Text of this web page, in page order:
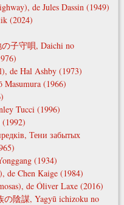
de Jules Dassin (1949)
(2024)
の子守唄, Daichi no
de Hal Ashby (1973)
Masumura (1966)
Tucci (1996)
Тени забытых
(1934)
de Chen Kaige (1984)
de Óliver Laxe (2016)
の陰謀, Yagyū ichizoku no